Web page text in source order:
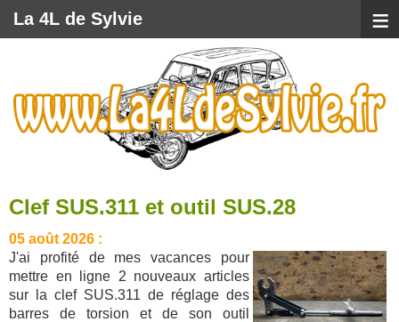
Clef SUS.311 et outil SUS.28
05 août 2026 :
J'ai profité de mes vacances pour
mettre en ligne 2 nouveaux articles
sur la clef SUS.311 de réglage des
barres de torsion et de son outil
La 4L de Sylvie ≡